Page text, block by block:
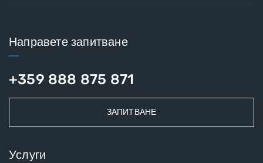
Направете запитване
+359 888 875 871
ЗАПИТВАНЕ
Услуги